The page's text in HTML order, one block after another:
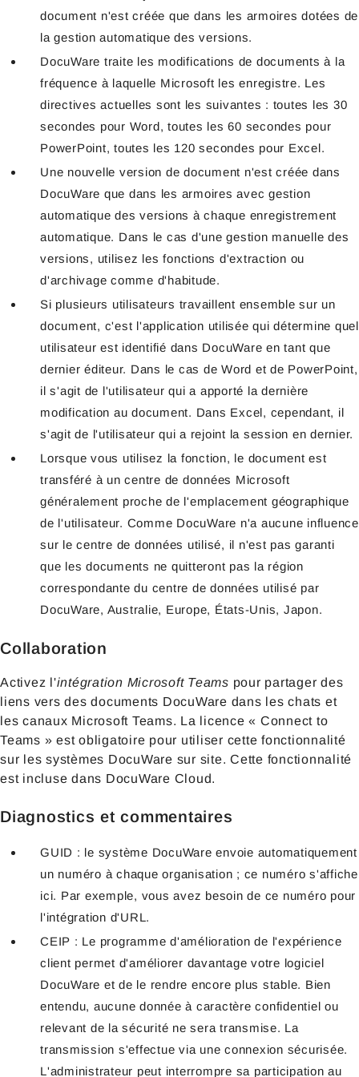
document n'est créée que dans les armoires dotées de
la gestion automatique des versions.
DocuWare traite les modifications de documents à la
fréquence à laquelle Microsoft les enregistre. Les
directives actuelles sont les suivantes : toutes les 30
secondes pour Word, toutes les 60 secondes pour
PowerPoint, toutes les 120 secondes pour Excel.
Une nouvelle version de document n'est créée dans
DocuWare que dans les armoires avec gestion
automatique des versions à chaque enregistrement
automatique. Dans le cas d'une gestion manuelle des
versions, utilisez les fonctions d'extraction ou
d'archivage comme d'habitude.
Si plusieurs utilisateurs travaillent ensemble sur un
document, c'est l'application utilisée qui détermine quel
utilisateur est identifié dans DocuWare en tant que
dernier éditeur. Dans le cas de Word et de PowerPoint,
il s'agit de l'utilisateur qui a apporté la dernière
modification au document. Dans Excel, cependant, il
s'agit de l'utilisateur qui a rejoint la session en dernier.
Lorsque vous utilisez la fonction, le document est
transféré à un centre de données Microsoft
généralement proche de l'emplacement géographique
de l'utilisateur. Comme DocuWare n'a aucune influence
sur le centre de données utilisé, il n'est pas garanti
que les documents ne quitteront pas la région
correspondante du centre de données utilisé par
DocuWare, Australie, Europe, États-Unis, Japon.
Collaboration
Activez l'intégration Microsoft Teams pour partager des
liens vers des documents DocuWare dans les chats et
les canaux Microsoft Teams. La licence « Connect to
Teams » est obligatoire pour utiliser cette fonctionnalité
sur les systèmes DocuWare sur site. Cette fonctionnalité
est incluse dans DocuWare Cloud.
Diagnostics et commentaires
GUID : le système DocuWare envoie automatiquement
un numéro à chaque organisation ; ce numéro s'affiche
ici. Par exemple, vous avez besoin de ce numéro pour
l'intégration d'URL.
CEIP : Le programme d'amélioration de l'expérience
client permet d'améliorer davantage votre logiciel
DocuWare et de le rendre encore plus stable. Bien
entendu, aucune donnée à caractère confidentiel ou
relevant de la sécurité ne sera transmise. La
transmission s'effectue via une connexion sécurisée.
L'administrateur peut interrompre sa participation au